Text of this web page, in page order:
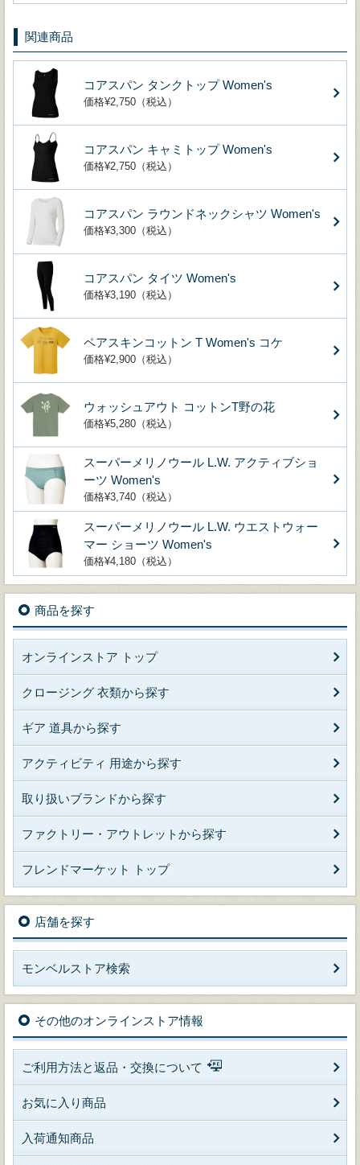
関連商品
コアスパン タンクトップ Women's
価格¥2,750（税込）
コアスパン キャミトップ Women's
価格¥2,750（税込）
コアスパン ラウンドネックシャツ Women's
価格¥3,300（税込）
コアスパン タイツ Women's
価格¥3,190（税込）
ペアスキンコットン T Women's コケ
価格¥2,900（税込）
ウォッシュアウト コットンT野の花
価格¥5,280（税込）
スーパーメリノウール L.W. アクティブショ
ーツ Women's
価格¥3,740（税込）
スーパーメリノウール L.W. ウエストウォー
マー ショーツ Women's
価格¥4,180（税込）
商品を探す
オンラインストア トップ
クロージング 衣類から探す
ギア 道具から探す
アクティビティ 用途から探す
取り扱いブランドから探す
ファクトリー・アウトレットから探す
フレンドマーケット トップ
店舗を探す
モンベルストア検索
その他のオンラインストア情報
ご利用方法と返品・交換について
お気に入り商品
入荷通知商品